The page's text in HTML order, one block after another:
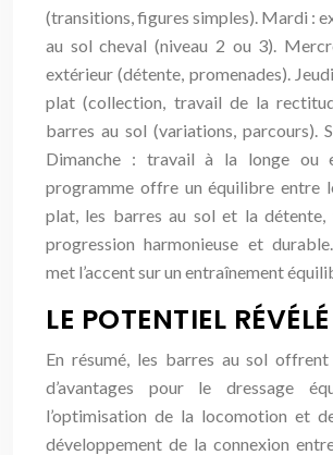
(transitions, figures simples). Mardi :
au sol cheval (niveau 2 ou 3).
extérieur (détente, promenades).
plat (collection, travail de la
barres au sol (variations, parcours).
Dimanche : travail à la longe ou
programme offre un équilibre entre
plat, les barres au sol et la détente,
progression harmonieuse et
met l’accent sur un entraînement
LE POTENTIEL RÉVÉLÉ
En résumé, les barres au sol
d’avantages pour le dressage
l’optimisation de la locomotion et
développement de la connexion